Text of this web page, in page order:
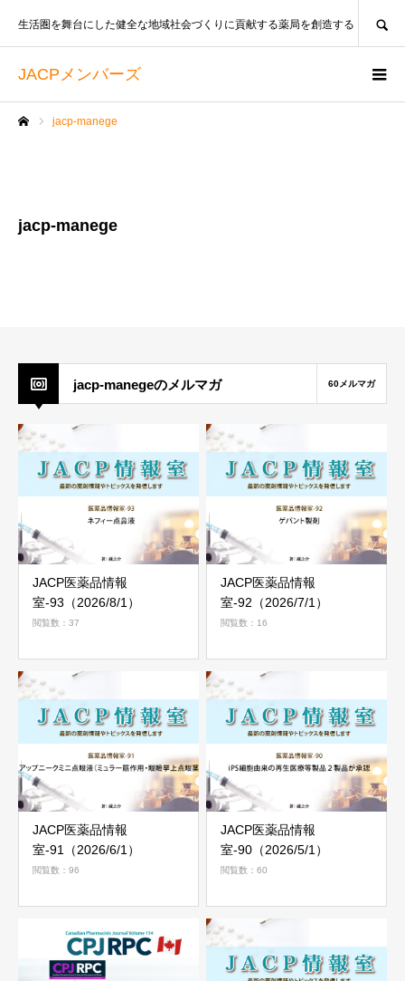
JACPメンバーズ
生活圏を舞台にした健全な地域社会づくりに貢献する薬局を創造する
jacp-manege
jacp-manege
jacp-manegeのメルマガ 60メルマガ
JACP医薬品情報
室-93（2026/8/1）
閲覧数：37
JACP医薬品情報
室-92（2026/7/1）
閲覧数：16
JACP医薬品情報
室-91（2026/6/1）
閲覧数：96
JACP医薬品情報
室-90（2026/5/1）
閲覧数：60